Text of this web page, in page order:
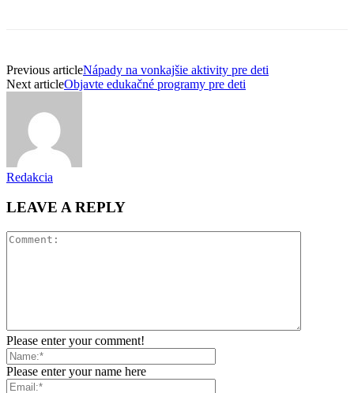
Previous articleNápady na vonkajšie aktivity pre deti
Next articleObjavte edukačné programy pre deti
Redakcia
LEAVE A REPLY
Please enter your comment!
Please enter your name here